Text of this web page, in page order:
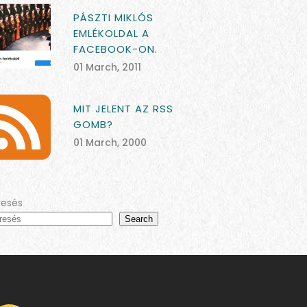
PÁSZTI MIKLÓS
EMLÉKOLDAL A
FACEBOOK-ON.
01 March, 2011
MIT JELENT AZ RSS
GOMB?
01 March, 2000
Search